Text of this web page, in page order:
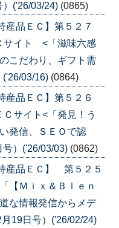
('26/03/24) (0865)
産品ＥＣ】第５２７
サイト <「滋味六感
こだわり、ギフト需
03/16) (0864)
産品ＥＣ】第５２６
サイト<「発見！う
発信、ＳＥＯで認
）('26/03/03) (0862)
産品ＥＣ】 第５２５
【Ｍｉｘ＆Ｂｌｅｎ
な情報発信からメデ
19日号）('26/02/24)